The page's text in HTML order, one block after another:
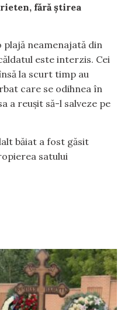
fără știrea
neamenajată din
este interzis. Cei
la scurt timp au
care se odihnea în
a reușit să-l salveze pe
băiat a fost găsit
satului